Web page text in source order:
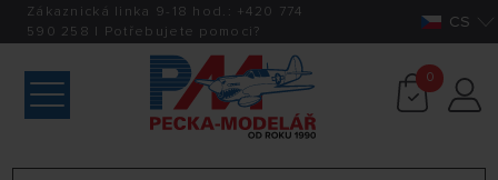
Zákaznická linka 9-18 hod.: +420 774
590 258 | Potřebujete pomoci? CS
0